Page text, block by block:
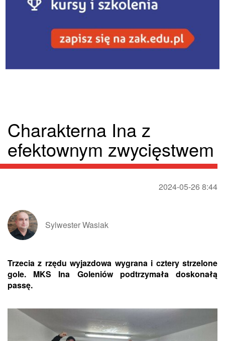
Charakterna Ina z
efektownym zwycięstwem
2024-05-26 8:44
Sylwester Wasiak
Trzecia z rzędu wyjazdowa wygrana i cztery strzelone
gole. MKS Ina Goleniów podtrzymała doskonałą
passę.